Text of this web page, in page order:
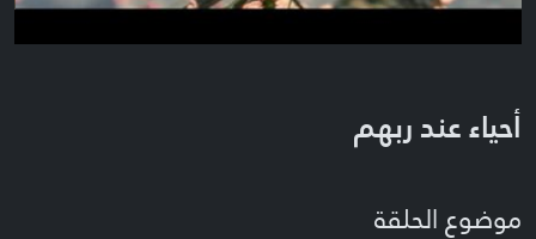
أحياء عند ربهم
موضوع الحلقة